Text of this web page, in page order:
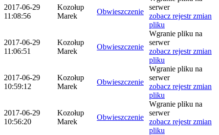
2017-06-29
11:08:56
Kozołup
Marek
Obwieszczenie
serwer
zobacz rejestr zmian
pliku
2017-06-29
11:06:51
Kozołup
Marek
Obwieszczenie
Wgranie pliku na
serwer
zobacz rejestr zmian
pliku
2017-06-29
10:59:12
Kozołup
Marek
Obwieszczenie
Wgranie pliku na
serwer
zobacz rejestr zmian
pliku
2017-06-29
10:56:20
Kozołup
Marek
Obwieszczenie
Wgranie pliku na
serwer
zobacz rejestr zmian
pliku